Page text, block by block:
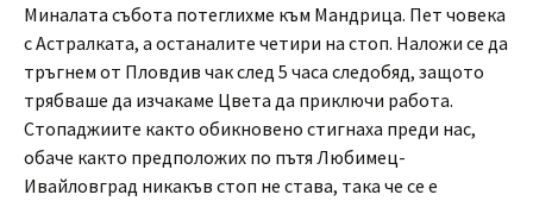
Миналата събота потеглихме към Мандрица. Пет човека
с Астралката, а останалите четири на стоп. Наложи се да
тръгнем от Пловдив чак след 5 часа следобяд, защото
трябваше да изчакаме Цвета да приключи работа.
Стопаджиите както обикновено стигнаха преди нас,
обаче както предположих по пътя Любимец-
Ивайловград никакъв стоп не става, така че се е